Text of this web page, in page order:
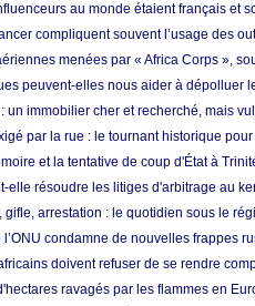
au monde étaient français et
compliquent souvent l’usage des
menées par « Africa Corps »,
peuvent-elles nous aider à dépolluer
un immobilier cher et recherché, mais
par la rue : le tournant historique
et la tentative de coup d'État à
elle résoudre les litiges d'arbitrage au
gifle, arrestation : le quotidien sous le
condamne de nouvelles frappes
doivent refuser de se rendre
ravagés par les flammes en